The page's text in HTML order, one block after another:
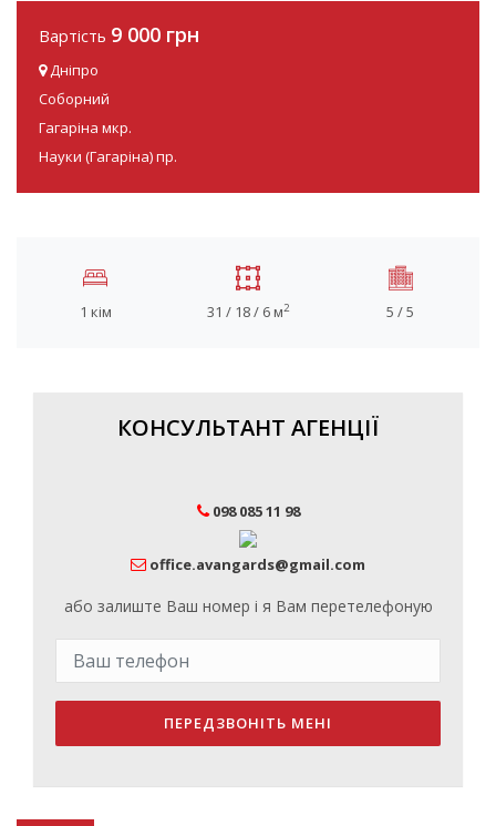
Вартість 9 000 грн
Дніпро
Соборний
Гагаріна мкр.
Науки (Гагаріна) пр.
1 кім 31 / 18 / 6 м2 5 / 5
КОНСУЛЬТАНТ АГЕНЦІЇ
098 085 11 98
office.avangards@gmail.com
або залиште Ваш номер і я Вам перетелефоную
ПЕРЕДЗВОНІТЬ МЕНІ